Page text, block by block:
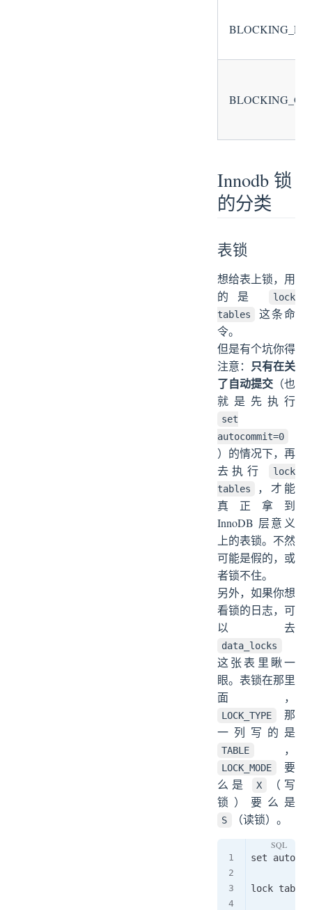
Innodb 锁
的分类
表锁
想给表上锁，用
的是
lock
tables
这条命
令。
但是有个坑你得
注意： 只有在关
了自动提交 （也
就是先执行
set
autocommit=0
）的情况下，再
去执行
lock
tables
，才能
真正拿到
InnoDB 层意义
上的表锁。不然
可能是假的，或
者锁不住。
另外，如果你想
看锁的日志，可
以去
data_locks
这张表里瞅一
眼。表锁在那里
面，
LOCK_TYPE
那
一列写的是
TABLE ，
LOCK_MODE
要
么是
X
（写
锁）要么是
S （读锁）。
set
lock table